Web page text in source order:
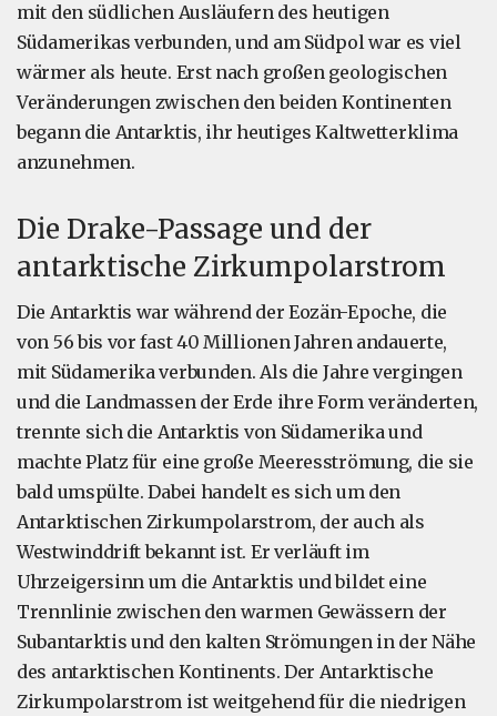
mit den südlichen Ausläufern des heutigen
Südamerikas verbunden, und am Südpol war es viel
wärmer als heute. Erst nach großen geologischen
Veränderungen zwischen den beiden Kontinenten
begann die Antarktis, ihr heutiges Kaltwetterklima
anzunehmen.
Die Drake-Passage und der
antarktische Zirkumpolarstrom
Die Antarktis war während der Eozän-Epoche, die
von 56 bis vor fast 40 Millionen Jahren andauerte,
mit Südamerika verbunden. Als die Jahre vergingen
und die Landmassen der Erde ihre Form veränderten,
trennte sich die Antarktis von Südamerika und
machte Platz für eine große Meeresströmung, die sie
bald umspülte. Dabei handelt es sich um den
Antarktischen Zirkumpolarstrom, der auch als
Westwinddrift bekannt ist. Er verläuft im
Uhrzeigersinn um die Antarktis und bildet eine
Trennlinie zwischen den warmen Gewässern der
Subantarktis und den kalten Strömungen in der Nähe
des antarktischen Kontinents. Der Antarktische
Zirkumpolarstrom ist weitgehend für die niedrigen